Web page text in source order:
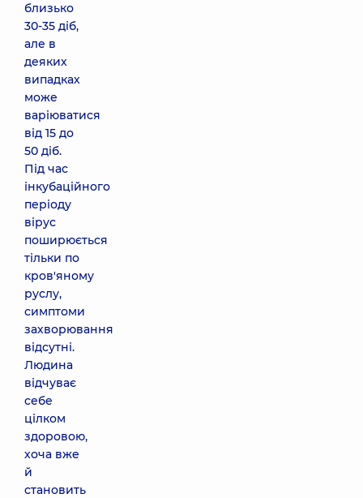
близько
30-35 діб,
але в
деяких
випадках
може
варіюватися
від 15 до
50 діб.
Під час
інкубаційного
періоду
вірус
поширюється
тільки по
кров'яному
руслу,
симптоми
захворювання
відсутні.
Людина
відчуває
себе
цілком
здоровою,
хоча вже
й
становить